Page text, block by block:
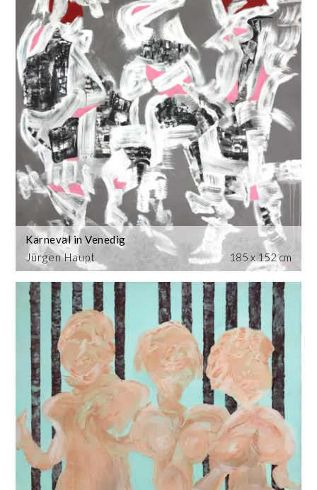
Jürgen Haupt
Karneval in Venedig
185 x 152 cm